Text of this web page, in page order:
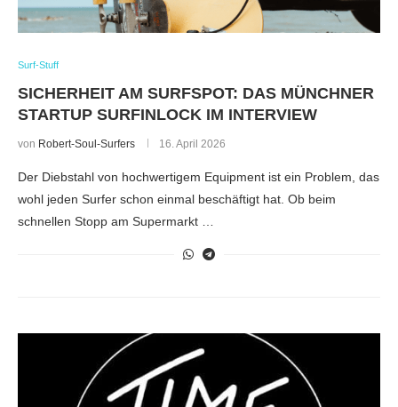
Surf-Stuff
SICHERHEIT AM SURFSPOT: DAS MÜNCHNER
STARTUP SURFINLOCK IM INTERVIEW
von Robert-Soul-Surfers 16. April 2026
Der Diebstahl von hochwertigem Equipment ist ein Problem, das
wohl jeden Surfer schon einmal beschäftigt hat. Ob beim
schnellen Stopp am Supermarkt …